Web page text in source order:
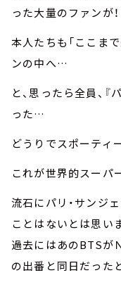
った大量のファンが！
本人たちも「ここま
ンの中へ…
と、思ったら全員、
った…
どうりでスポーティ
これが世界的スーパ
流石にパリ・サンジ
ことはないとは思い
過去にはあのBTSが
の出番と同日だった